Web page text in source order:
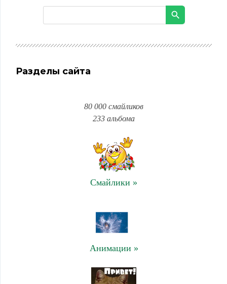
Разделы сайта
80 000 смайликов
233 альбома
Смайлики »
Анимации »